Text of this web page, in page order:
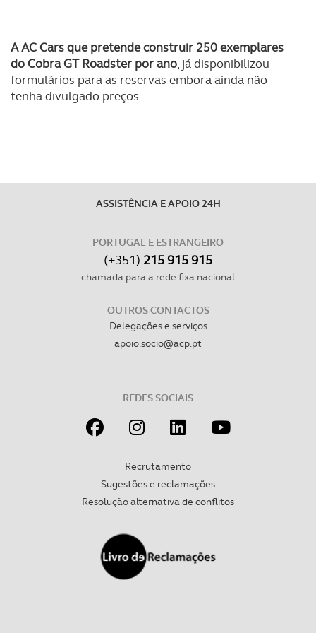
experiência de navegação no Website e nos serviços
disponibilizados.
Consulte a política de cookies do site.
A AC Cars que pretende construir 250 exemplares
do Cobra GT Roadster por ano, já disponibilizou
formulários para as reservas embora ainda não
tenha divulgado preços.
ASSISTÊNCIA E APOIO 24H
PORTUGAL E ESTRANGEIRO
(+351) 215 915 915
chamada para a rede fixa nacional
OUTROS CONTACTOS
Delegações e serviços
apoio.socio@acp.pt
REDES SOCIAIS
Recrutamento
Sugestões e reclamações
Resolução alternativa de conflitos